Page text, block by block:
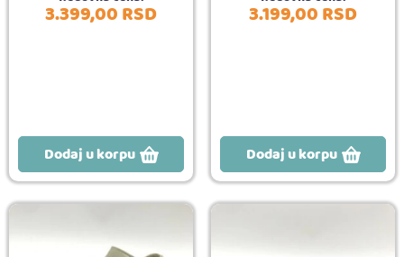
3.399,00RSD
Dodaj u korpu
3.199,00RSD
Dodaj u korpu